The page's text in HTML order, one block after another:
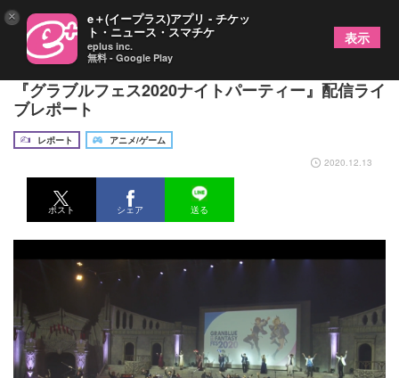
グラブル人気楽曲満載 人気声優が大いに歌う！
『グラブルフェス2020ナイトパーティー』配信ライ
ブレポート
レポート
アニメ/ゲーム
2020.12.13
ポスト シェア 送る
× e＋(イープラス)アプリ - チケッ
ト・ニュース・スマチケ
eplus inc.
無料 - Google Play
表示